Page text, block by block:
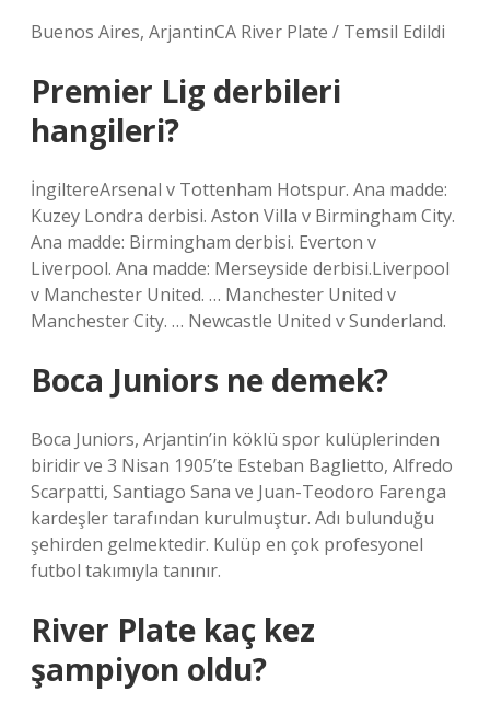
Buenos Aires, ArjantinCA River Plate / Temsil Edildi
Premier Lig derbileri
hangileri?
İngiltereArsenal v Tottenham Hotspur. Ana madde:
Kuzey Londra derbisi. Aston Villa v Birmingham City.
Ana madde: Birmingham derbisi. Everton v
Liverpool. Ana madde: Merseyside derbisi.Liverpool
v Manchester United. … Manchester United v
Manchester City. … Newcastle United v Sunderland.
Boca Juniors ne demek?
Boca Juniors, Arjantin’in köklü spor kulüplerinden
biridir ve 3 Nisan 1905’te Esteban Baglietto, Alfredo
Scarpatti, Santiago Sana ve Juan-Teodoro Farenga
kardeşler tarafından kurulmuştur. Adı bulunduğu
şehirden gelmektedir. Kulüp en çok profesyonel
futbol takımıyla tanınır.
River Plate kaç kez
şampiyon oldu?